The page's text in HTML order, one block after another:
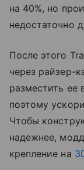
на 40%, но
недостаточно
После этого
через райзер-
разместить ее
поэтому
Чтобы
надежнее,
крепление на